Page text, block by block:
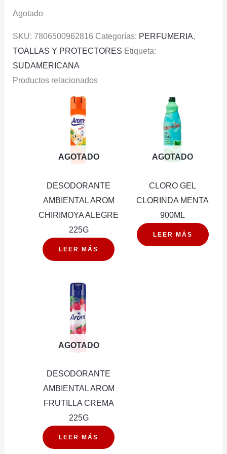
Agotado
SKU: 7806500962816 Categorías: PERFUMERIA,
TOALLAS Y PROTECTORES Etiqueta:
SUDAMERICANA
Productos relacionados
AGOTADO
DESODORANTE
AMBIENTAL AROM
CHIRIMOYA ALEGRE
225G
LEER MÁS
AGOTADO
CLORO GEL
CLORINDA MENTA
900ML
LEER MÁS
AGOTADO
DESODORANTE
AMBIENTAL AROM
FRUTILLA CREMA
225G
LEER MÁS